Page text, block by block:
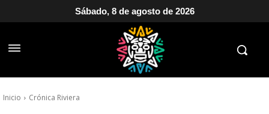
Sábado, 8 de agosto de 2026
Inicio Crónica Riviera